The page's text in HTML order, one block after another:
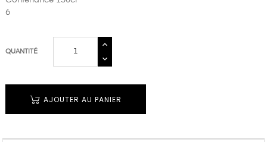
6
QUANTITÉ
AJOUTER AU PANIER